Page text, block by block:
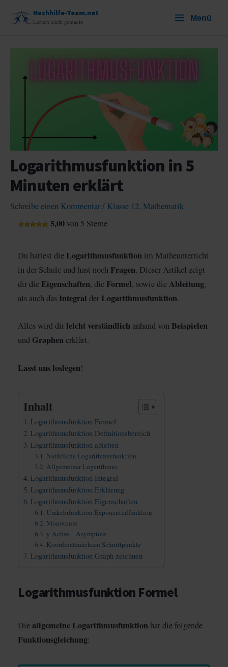
Inhalt
Nachhilfe-Team.net
Lernen leicht gemacht Menü
Logarithmusfunktion in 5
Minuten erklärt
Schreibe einen Kommentar/ Klasse 12, Mathematik
5,00 von 5 Sterne
Du hattest die Logarithmusfunktion im Matheunterricht
in der Schule und hast noch Fragen. Dieser Artikel zeigt
dir die Eigenschaften, die Formel, sowie dieAbleitung,
als auch das Integral der Logarithmusfunktion.
Alles wird dir leicht verständlich anhand von Beispielen
und Graphenerklärt.
Lasst uns loslegen!
Inhalt
Logarithmusfunktion Formel
Logarithmusfunktion Definitionsbereich
Logarithmusfunktion ableiten
Natürliche Logarithmusfunktion
Allgemeiner Logarithmus
Logarithmusfunktion Integral
Logarithmusfunktion Erklärung
Logarithmusfunktion Eigenschaften
Umkehrfunktion Exponentialfunktion
Monotonie
y-Achse = Asymptote
Koordinatenachsen Schnittpunkte
Logarithmusfunktion Graph zeichnen
Logarithmusfunktion Formel
Dieallgemeine Logarithmusfunktion hat die folgende
Funktionsgleichung: